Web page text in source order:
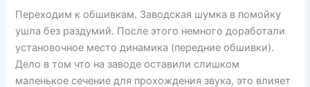
Переходим к обшивкам. Заводская шумка в помойку
ушла без раздумий. После этого немного доработали
установочное место динамика (передние обшивки).
Дело в том что на заводе оставили слишком
маленькое сечение для прохождения звука, это влияет